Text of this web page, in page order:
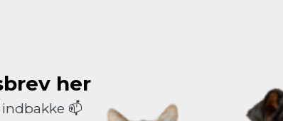
her
📫